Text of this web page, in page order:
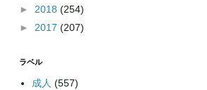
► 2018 (254)
► 2017 (207)
ラベル
成人 (557)